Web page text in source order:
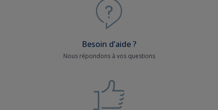
Besoin d’aide ?
Nous répondons à vos questions